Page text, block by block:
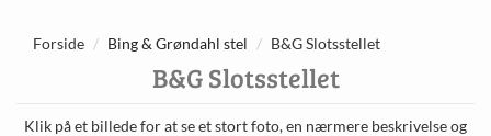
Forside Bing & Grøndahl stel B&G Slotsstellet
B&G Slotsstellet
Klik på et billede for at se et stort foto, en nærmere beskrivelse og